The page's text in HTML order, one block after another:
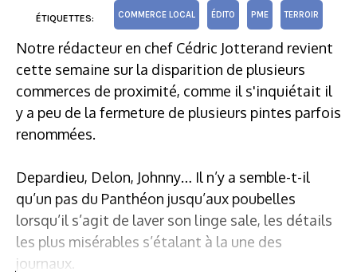
ÉTIQUETTES: COMMERCE LOCAL ÉDITO PME TERROIR
Notre rédacteur en chef Cédric Jotterand revient
cette semaine sur la disparition de plusieurs
commerces de proximité, comme il s'inquiétait il
y a peu de la fermeture de plusieurs pintes parfois
renommées.
Depardieu, Delon, Johnny… Il n’y a semble-t-il
qu’un pas du Panthéon jusqu’aux poubelles
lorsqu’il s’agit de laver son linge sale, les détails
les plus misérables s’étalant à la une des
journaux.